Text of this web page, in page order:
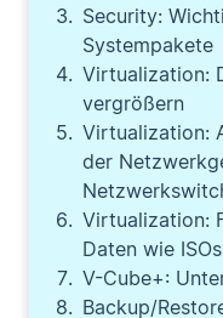
Security:
Systempakete
Virtualization:
vergrößern
Virtualization:
der
Virtualization:
Daten wie
V-Cube+:
Backup/